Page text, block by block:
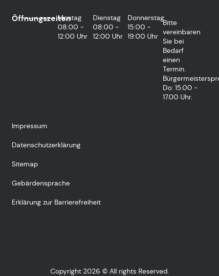
Öffnungszeiten
Montag
08:00 -
12:00 Uhr
Dienstag
08:00 -
12:00 Uhr
Donnerstag
15:00 -
19:00 Uhr
Bitte
vereinbaren
Sie bei
Bedarf
einen
Termin.
Do: 15.00 -
17.00 Uhr.
Impressum
Datenschutzerklärung
Sitemap
Gebärdensprache
Erklärung zur Barrierefreiheit
Copyright 2026 © All rights Reserved.